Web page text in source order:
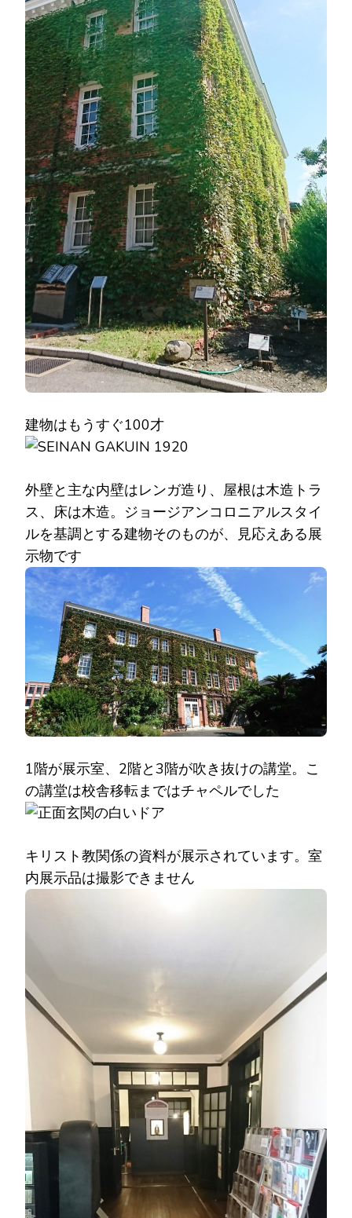
建物はもうすぐ100才
外壁と主な内壁はレンガ造り、屋根は木造トラ
ス、床は木造。ジョージアンコロニアルスタイ
ルを基調とする建物そのものが、見応えある展
示物です
1階が展示室、2階と3階が吹き抜けの講堂。こ
の講堂は校舎移転まではチャペルでした
キリスト教関係の資料が展示されています。室
内展示品は撮影できません